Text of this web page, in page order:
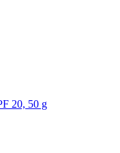
20, 50 g